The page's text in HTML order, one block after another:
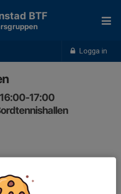
Logga in
BTF
17:00